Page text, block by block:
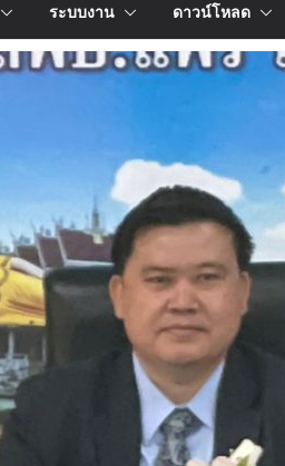
ระบบงาน ดาวน์โหลด